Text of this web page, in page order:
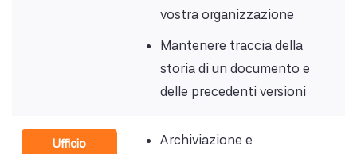
vostra organizzazione
Mantenere traccia della
storia di un documento e
delle precedenti versioni
Ufficio
Archiviazione e